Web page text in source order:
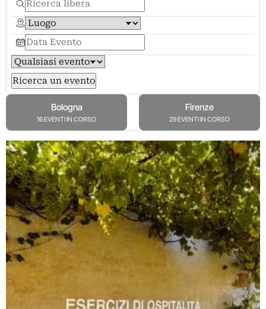
Ricerca un evento
Bologna
16 EVENTI IN CORSO
Firenze
29 EVENTI IN CORSO